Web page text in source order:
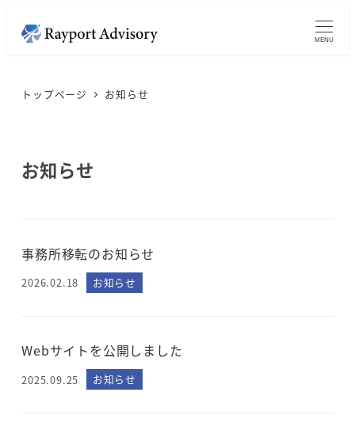
MENU
トップページ お知らせ
お知らせ
事務所移転のお知らせ
投稿日
2026.02.18 お知らせ
Webサイトを公開しました
投稿日
2025.09.25 お知らせ